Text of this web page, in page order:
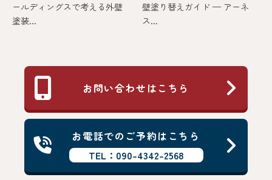
ールディングスで考える外壁
塗装...
壁塗り替えガイド — アーネ
ス...
お問い合わせはこちら
お電話でのご予約はこちら
TEL：090-4342-2568